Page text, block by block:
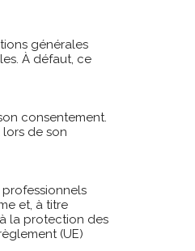
générales
À défaut, ce
consentement.
de son
et, à titre
la protection des
(UE)